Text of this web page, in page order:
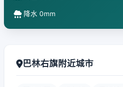
降水 0mm
巴林右旗附近城市